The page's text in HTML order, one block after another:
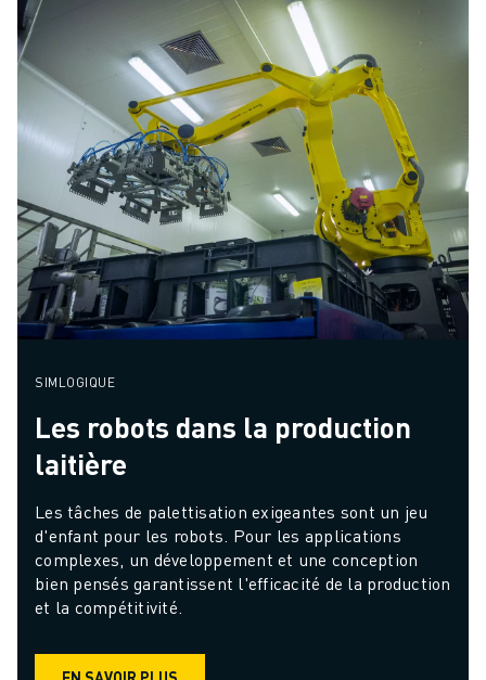
SIMLOGIQUE
Les robots dans la production
laitière
Les tâches de palettisation exigeantes sont un jeu
d'enfant pour les robots. Pour les applications
complexes, un développement et une conception
bien pensés garantissent l'efficacité de la production
et la compétitivité.